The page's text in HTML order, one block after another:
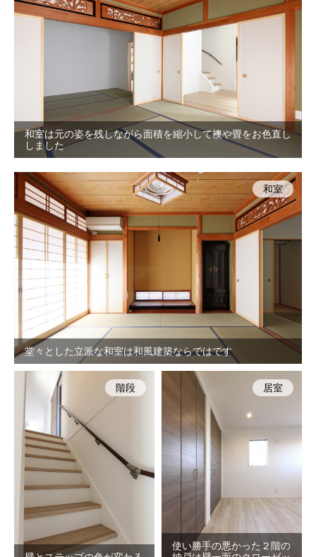
和室は元の姿を残しながら面積を縮小して襖や畳をお色直し
しました
堂々とした立派な和室は和風建築ならではです
和室
階段
使い勝手の悪かった２階の
居室